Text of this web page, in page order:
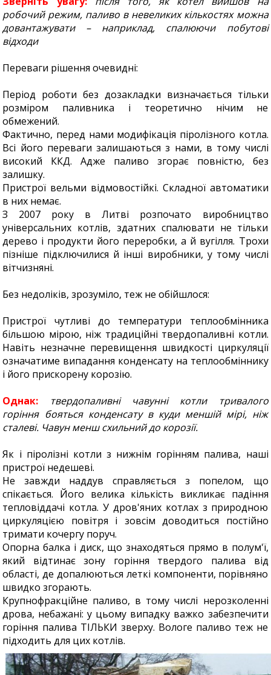
робочий режим, паливо в невеликих кількостях можна
довантажувати – наприклад, спалюючи побутові
відходи
Переваги рішення очевидні:
Період роботи без дозакладки визначається тільки
розміром паливника і теоретично нічим не
обмежений.
Фактично, перед нами модифікація піролізного котла.
Всі його переваги залишаються з нами, в тому числі
високий ККД. Адже паливо згорає повністю, без
залишку.
Пристрої вельми відмовостійкі. Складної автоматики
в них немає.
З 2007 року в Литві розпочато виробництво
універсальних котлів, здатних спалювати не тільки
дерево і продукти його переробки, а й вугілля. Трохи
пізніше підключилися й інші виробники, у тому числі
вітчизняні.
Без недоліків, зрозуміло, теж не обійшлося:
Пристрої чутливі до температури теплообмінника
більшою мірою, ніж традиційні твердопаливні котли.
Навіть незначне перевищення швидкості циркуляції
означатиме випадання конденсату на теплообміннику
і його прискорену корозію.
Однак:
твердопаливні чавунні котли тривалого
горіння бояться конденсату в куди меншій мірі, ніж
сталеві. Чавун менш схильний до корозії.
Як і піролізні котли з нижнім горінням палива, наші
пристрої недешеві.
Не завжди наддув справляється з попелом, що
спікається. Його велика кількість викликає падіння
тепловіддачі котла. У дров'яних котлах з природною
циркуляцією повітря і зовсім доводиться постійно
тримати кочергу поруч.
Опорна балка і диск, що знаходяться прямо в полум'ї,
який відтинає зону горіння твердого палива від
області, де допалюються леткі компоненти, порівняно
швидко згорають.
Крупнофракційне паливо, в тому числі нерозколенні
дрова, небажані: у цьому випадку важко забезпечити
горіння палива ТІЛЬКИ зверху. Вологе паливо теж не
підходить для цих котлів.